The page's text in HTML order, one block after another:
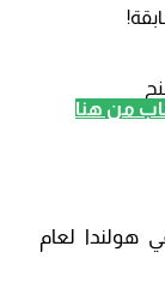
من هنا
هولندا لعام